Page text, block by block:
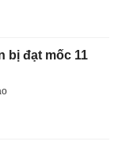
bị đạt mốc 11